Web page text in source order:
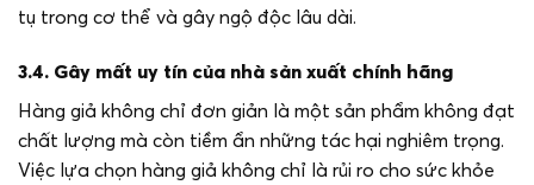
tụ trong cơ thể và gây ngộ độc lâu dài.
3.4. Gây mất uy tín của nhà sản xuất chính hãng
Hàng giả không chỉ đơn giản là một sản phẩm không đạt
chất lượng mà còn tiềm ẩn những tác hại nghiêm trọng.
Việc lựa chọn hàng giả không chỉ là rủi ro cho sức khỏe